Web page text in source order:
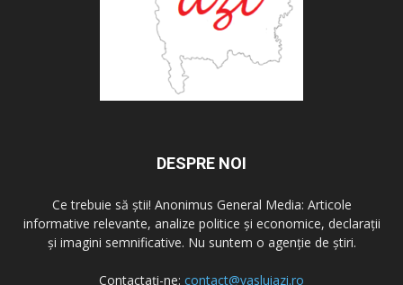
DESPRE NOI
Ce trebuie să știi! Anonimus General Media: Articole
informative relevante, analize politice și economice, declarații
și imagini semnificative. Nu suntem o agenție de știri.
Contactați-ne: contact@vasluiazi.ro